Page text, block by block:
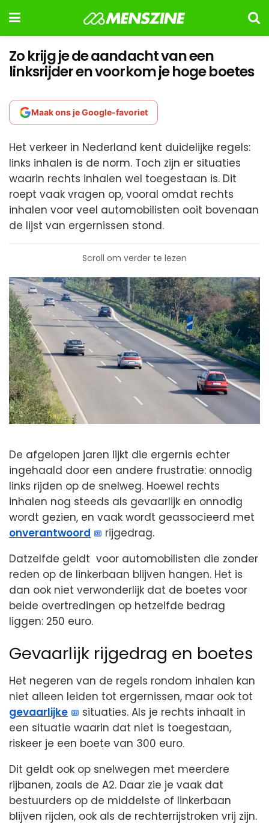
Zo krijg je de aandacht van een
linksrijder en voorkom je hoge boetes
Maak ons je Google-favoriet
Het verkeer in Nederland kent duidelijke regels:
links inhalen is de norm. Toch zijn er situaties
waarin rechts inhalen wel toegestaan is. Dit
roept vaak vragen op, vooral omdat rechts
inhalen voor veel automobilisten ooit bovenaan
de lijst van ergernissen stond.
Scroll om verder te lezen
De afgelopen jaren lijkt die ergernis echter
ingehaald door een andere frustratie: onnodig
links rijden op de snelweg. Hoewel rechts
inhalen nog steeds als gevaarlijk en onnodig
wordt gezien, en vaak wordt geassocieerd met
onverantwoord
rijgedrag.
Datzelfde geldt voor automobilisten die zonder
reden op de linkerbaan blijven hangen. Het is
dan ook niet verwonderlijk dat de boetes voor
beide overtredingen op hetzelfde bedrag
liggen: 250 euro.
Gevaarlijk rijgedrag en boetes
Het negeren van de regels rondom inhalen kan
niet alleen leiden tot ergernissen, maar ook tot
gevaarlijke
situaties. Als je rechts inhaalt in
een situatie waarin dat niet is toegestaan,
riskeer je een boete van 300 euro.
Dit geldt ook op snelwegen met meerdere
rijbanen, zoals de A2. Daar zie je vaak dat
bestuurders op de middelste of linkerbaan
blijven rijden, ook als de rechterrijstroken vrij zijn.